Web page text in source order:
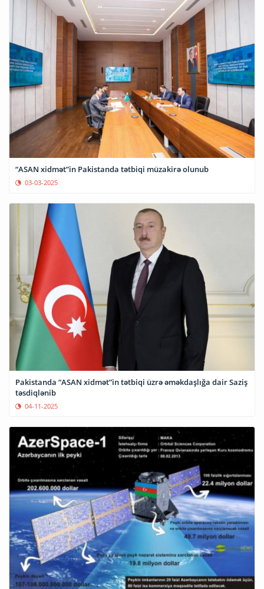
“ASAN xidmət”in Pakistanda tətbiqi müzakirə olunub
03-03-2025
Pakistanda “ASAN xidmət”in tətbiqi üzrə əməkdaşlığa dair Saziş
təsdiqlənib
04-11-2025